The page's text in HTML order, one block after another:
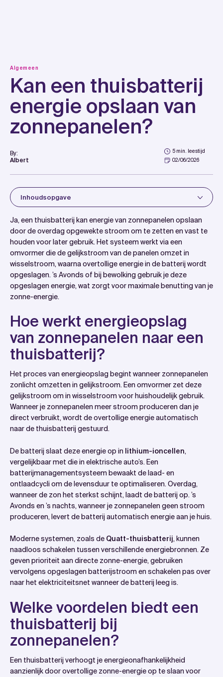
Algemeen
Kan een thuisbatterij
energie opslaan van
zonnepanelen?
By:
Albert
5 min. leestijd
02/06/2026
Inhoudsopgave
Hoe werkt energieopslag van zonnepanelen naar een
thuisbatterij?
Welke voordelen biedt een thuisbatterij bij
zonnepanelen?
Hoeveel energie kan een thuisbatterij opslaan van
zonnepanelen?
Wat zijn de belangrijkste factoren bij het kiezen van
Hoe wattslimmer helpt met thuisbatterij- en
zonnepaneelcombinaties
Ja, een thuisbatterij kan energie van zonnepanelen opslaan
door de overdag opgewekte stroom om te zetten en vast te
houden voor later gebruik. Het systeem werkt via een
omvormer die de gelijkstroom van de panelen omzet in
wisselstroom, waarna overtollige energie in de batterij wordt
opgeslagen. ’s Avonds of bij bewolking gebruik je deze
opgeslagen energie, wat zorgt voor maximale benutting van je
zonne-energie.
Hoe werkt energieopslag
van zonnepanelen naar een
thuisbatterij?
Het proces van energieopslag begint wanneer zonnepanelen
zonlicht omzetten in gelijkstroom. Een omvormer zet deze
gelijkstroom om in wisselstroom voor huishoudelijk gebruik.
Wanneer je zonnepanelen meer stroom produceren dan je
direct verbruikt, wordt de overtollige energie automatisch
naar de thuisbatterij gestuurd.
De batterij slaat deze energie op in lithium-ioncellen,
vergelijkbaar met die in elektrische auto’s. Een
batterijmanagementsysteem bewaakt de laad- en
ontlaadcycli om de levensduur te optimaliseren. Overdag,
wanneer de zon het sterkst schijnt, laadt de batterij op. ’s
Avonds en ’s nachts, wanneer je zonnepanelen geen stroom
produceren, levert de batterij automatisch energie aan je huis.
Moderne systemen, zoals de Quatt-thuisbatterij, kunnen
naadloos schakelen tussen verschillende energiebronnen. Ze
geven prioriteit aan directe zonne-energie, gebruiken
vervolgens opgeslagen batterijstroom en schakelen pas over
naar het elektriciteitsnet wanneer de batterij leeg is.
Welke voordelen biedt een
thuisbatterij bij
zonnepanelen?
Een thuisbatterij verhoogt je energieonafhankelijkheid
aanzienlijk door overtollige zonne-energie op te slaan voor